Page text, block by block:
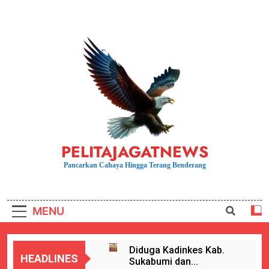
PELITAJAGATNEWS
Pancarkan Cahaya Hingga Terang Benderang
MENU
HEADLINES
Diduga Kadinkes Kab.
Sukabumi dan